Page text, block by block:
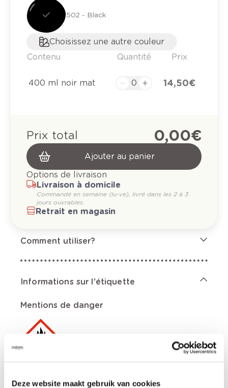
Deze website maakt gebruik van cookies
502 - Black
Choisissez une autre couleur
Contenu
Quantité Prix
400 ml noir mat 14,50 €
Prix total 0,00 €
Ajouter au panier
Options de livraison
Livraison à domicile
Commandé en semaine (lu-ve), livré dans les 2 à 3
jours ouvrables.
Retrait en magasin
Comment utiliser?
Informations sur l'étiquette
Mentions de danger
Récipient sous pression: peut éclater sous